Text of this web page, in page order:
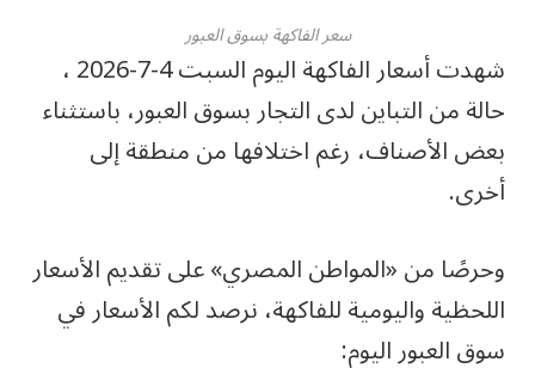
سعر الفاكهة بسوق العبور
شهدت أسعار الفاكهة اليوم السبت 4-7-2026 ،
حالة من التباين لدى التجار بسوق العبور، باستثناء
بعض الأصناف، رغم اختلافها من منطقة إلى
أخرى.
وحرصًا من «المواطن المصري» على تقديم الأسعار
اللحظية واليومية للفاكهة، نرصد لكم الأسعار في
سوق العبور اليوم: